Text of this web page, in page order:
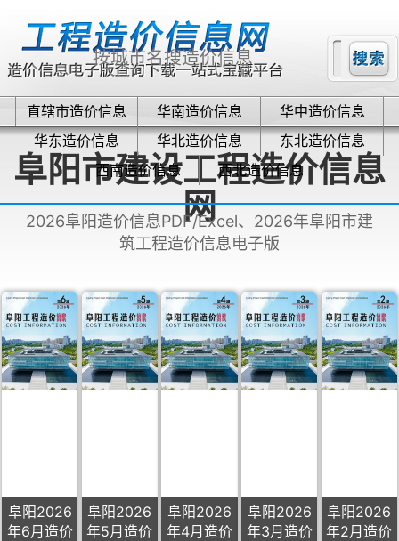
直辖市造价信息 华南造价信息
华中造价信息
华东造价信息
华北造价信息
东北造价信息
西南造价信息
西北造价信息
阜阳市建设工程造价信息
网
2026阜阳造价信息PDF/Excel、2026年阜阳市建
筑工程造价信息电子版
阜阳2026
年6月造价
阜阳2026
年5月造价
阜阳2026
年4月造价
阜阳2026
年3月造价
阜阳2026
年2月造价